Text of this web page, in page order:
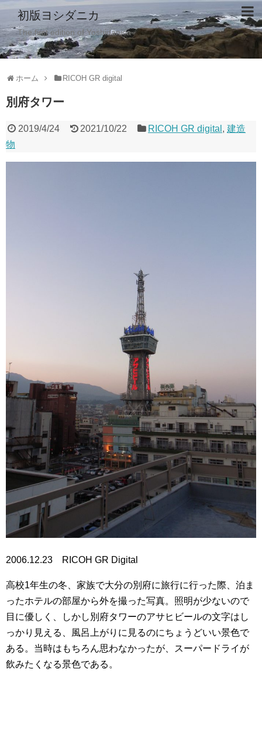
初版ヨシダニカ
The first edition of Yoshidanica
ホーム RICOH GR digital
別府タワー
2019/4/24 2021/10/22 RICOH GR digital ,建造
物
2006.12.23 RICOH GR Digital
高校1年生の冬、家族で大分の別府に旅行に行った際、泊ま
ったホテルの部屋から外を撮った写真。照明が少ないので
目に優しく、しかし別府タワーのアサヒビールの文字はし
っかり見える、風呂上がりに見るのにちょうどいい景色で
ある。当時はもちろん思わなかったが、スーパードライが
飲みたくなる景色である。